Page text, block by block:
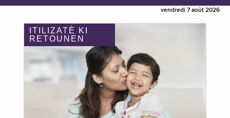
vendredi 7 août 2026
ITILIZATÈ KI
RETOUNEN